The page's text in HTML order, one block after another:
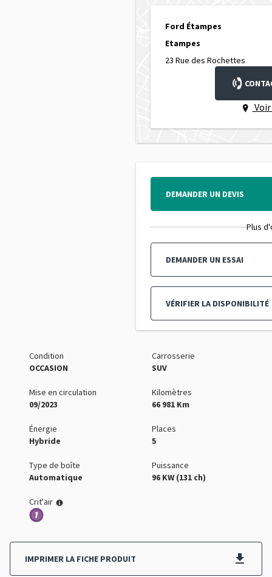
Ford Étampes
Etampes
23 Rue des Rochettes
DEMANDER UN DEVIS
Plus
DEMANDER UN ESSAI
VÉRIFIER LA DISPONIBILITÉ
Condition
OCCASION
Carrosserie
SUV
Mise en circulation
09/2023
Kilomètres
66 981 Km
Énergie
Hybride
Places
5
Type de boîte
Automatique
Puissance
96 KW (131 ch)
Crit'air
IMPRIMER LA FICHE PRODUIT